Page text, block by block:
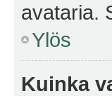
avataria.
Ylös
Kuinka